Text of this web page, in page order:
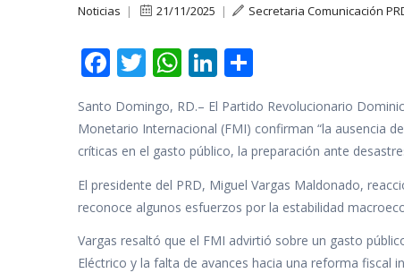
Noticias | 21/11/2025 | Secretaria Comunicación
F
e
b
o
o
k
T
itt
er
W
at
s
A
p
p
Li
k
e
dI
n
o
m
p
ar
ti
r
Santo Domingo, RD.– El Partido Revolucionario
Monetario Internacional (FMI) confirman “la ausencia
críticas en el gasto público, la preparación ante
El presidente del PRD, Miguel Vargas Maldonado,
reconoce algunos esfuerzos por la estabilidad
Vargas resaltó que el FMI advirtió sobre un gasto
Eléctrico y la falta de avances hacia una reforma fiscal